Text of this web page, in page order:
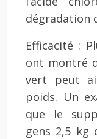
dégradation
Efficacité :
ont montré
vert peut
poids. Un
que le
gens 2,5 kg